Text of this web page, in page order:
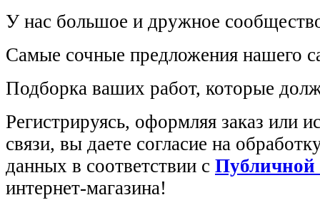
У нас большое и дружное
Самые сочные предложения нашего
Подборка ваших работ, которые
Регистрируясь, оформляя заказ или
связи, вы даете согласие на
данных в соответствии с Публичной
интернет-магазина!